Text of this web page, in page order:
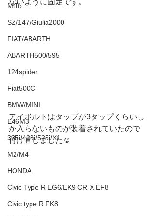
MiTo
SZ/147/Giulia2000
FIAT/ABARTH
ABARTH500/595
124spider
Fiat500C
BMW/MINI
E46M3
335i/428i/525i/X1
M2/M4
HONDA
Civic Type R EG6/EK9 CR-X EF8
Civic type R FK8
アイボルトはタップが3タップくらいし
か入らないものが装着されていたので
付け直しました☺️